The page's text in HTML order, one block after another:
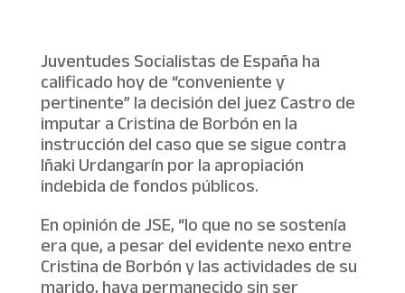
Juventudes Socialistas de España ha
calificado hoy de “conveniente y
pertinente” la decisión del juez Castro de
imputar a Cristina de Borbón en la
instrucción del caso que se sigue contra
Iñaki Urdangarín por la apropiación
indebida de fondos públicos.
En opinión de JSE, “lo que no se sostenía
era que, a pesar del evidente nexo entre
Cristina de Borbón y las actividades de su